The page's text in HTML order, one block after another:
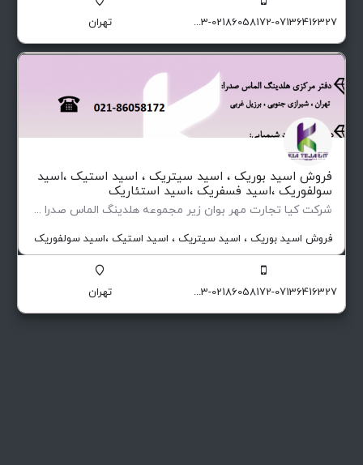
09129174551-09129174503-02186058172-07136416327 تهران
فروش اسید بوریک ، اسید سیتریک ، اسید استیک ،اسید
سولفوریک ،اسید فسفریک ،اسید استئاریک
شرکت کیا تجارت مهر بوان زیر مجموعه هلدینگ الماس صدرا وارد کننده و تامین کننده مواد اولیه شیمیای صنعتی و…
فروش اسید بوریک ، اسید سیتریک ، اسید استیک ،اسید سولفوریک ،اسید
09129174551-09129174503-02186058172-07136416327 تهران